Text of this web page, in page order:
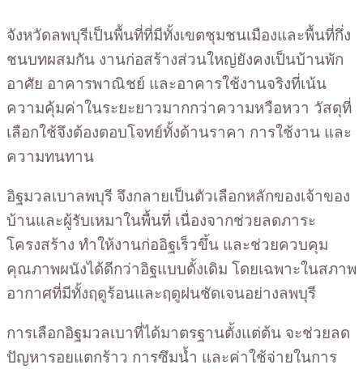
จังหวัดลพบุรีเป็นพื้นที่ที่มีทั้งเขตชุมชนเมืองและพื้นที่กึ่ง
ชนบทผสมกัน งานก่อสร้างส่วนใหญ่ยังคงเป็นบ้านพัก
อาศัย อาคารพาณิชย์ และอาคารใช้งานจริงที่เน้น
ความคุ้มค่าในระยะยาวมากกว่าความหวือหวา วัสดุที่
เลือกใช้จึงต้องตอบโจทย์ทั้งด้านราคา การใช้งาน และ
ความทนทาน
อิฐมวลเบาลพบุรี จึงกลายเป็นตัวเลือกหลักของเจ้าของ
บ้านและผู้รับเหมาในพื้นที่ เนื่องจากช่วยลดภาระ
โครงสร้าง ทำให้งานก่ออิฐเร็วขึ้น และช่วยควบคุม
คุณภาพผนังได้ดีกว่าอิฐแบบดั้งเดิม โดยเฉพาะในสภาพ
อากาศที่มีทั้งฤดูร้อนและฤดูฝนชัดเจนอย่างลพบุรี
การเลือกอิฐมวลเบาที่ได้มาตรฐานตั้งแต่ต้น จะช่วยลด
ปัญหารอยแตกร้าว การซึมน้ำ และค่าใช้จ่ายในการ